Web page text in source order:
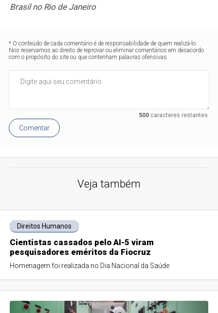
Brasil no Rio de Janeiro
* O conteúdo de cada comentário é de responsabilidade de quem realizá-lo.
Nos reservamos ao direito de reprovar ou eliminar comentários em desacordo
com o propósito do site ou que contenham palavras ofensivas.
500caracteres restantes.
Comentar
Veja também
Direitos Humanos
Cientistas cassados pelo AI-5 viram
pesquisadores eméritos da Fiocruz
Homenagem foi realizada no Dia Nacional da Saúde